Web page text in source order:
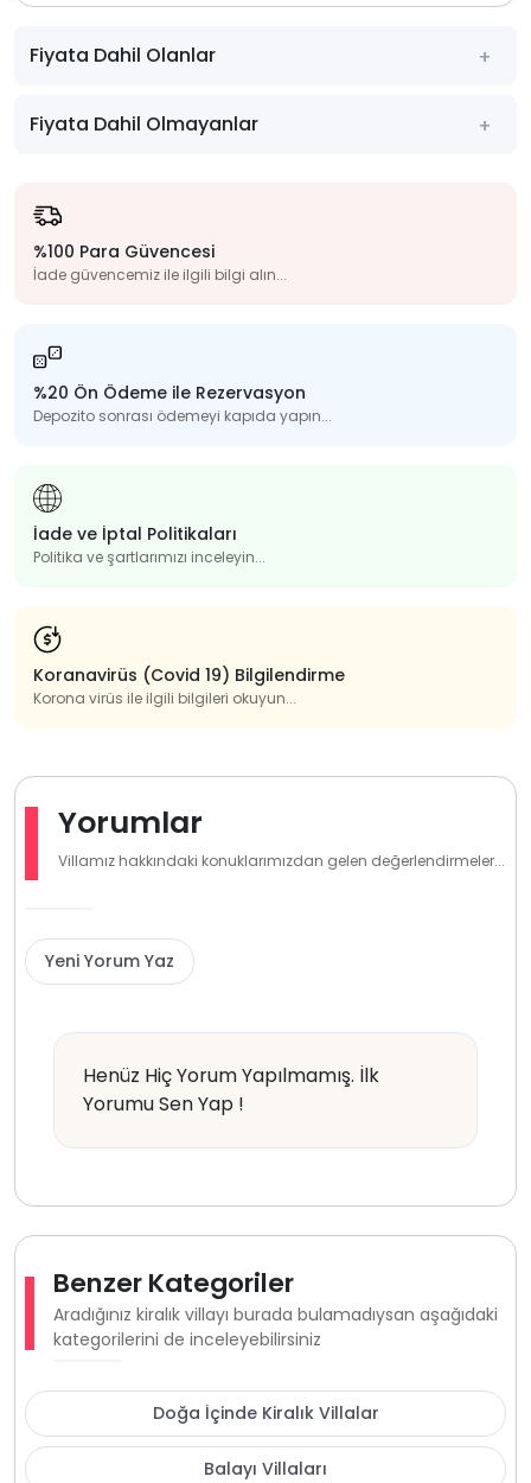
Fiyata Dahil Olanlar
Fiyata Dahil Olmayanlar
%100 Para Güvencesi
İade güvencemiz ile ilgili bilgi alın...
%20 Ön Ödeme ile Rezervasyon
Depozito sonrası ödemeyi kapıda yapın...
İade ve İptal Politikaları
Politika ve şartlarımızı inceleyin...
Koranavirüs (Covid 19) Bilgilendirme
Korona virüs ile ilgili bilgileri okuyun...
Yorumlar
Villamız hakkındaki konuklarımızdan gelen değerlendirmeler...
Yeni Yorum Yaz
Henüz Hiç Yorum Yapılmamış. İlk
Yorumu Sen Yap !
Benzer Kategoriler
Aradığınız kiralık villayı burada bulamadıysan aşağıdaki
kategorilerini de inceleyebilirsiniz
Doğa İçinde Kiralık Villalar
Balayı Villaları